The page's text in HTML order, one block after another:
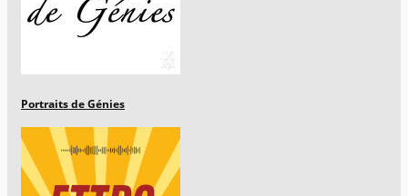
Portraits de Génies